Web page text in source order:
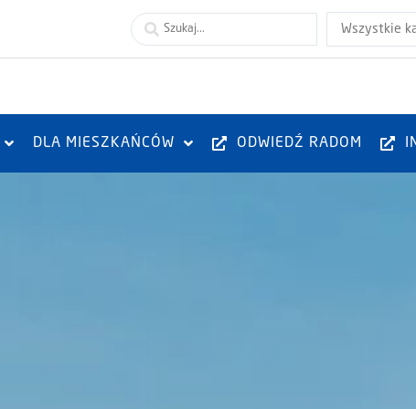
Wszystkie
DLA MIESZKAŃCÓW ODWIEDŹ RADOM